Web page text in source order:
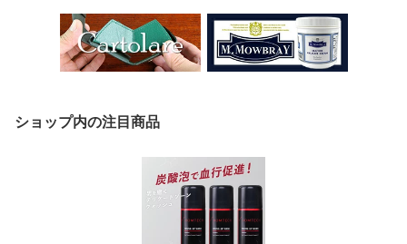
ショップ内の注目商品